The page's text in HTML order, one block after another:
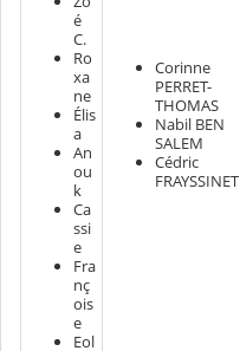
é
C.
Ro
xa
ne
Élis
a
An
ou
k
Ca
ssi
e
Fra
nç
ois
e
Eol
Corinne
PERRET-
THOMAS
Nabil BEN
SALEM
Cédric
FRAYSSINET